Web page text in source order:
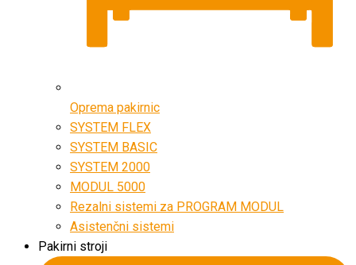
Oprema pakirnic
SYSTEM FLEX
SYSTEM BASIC
SYSTEM 2000
MODUL 5000
Rezalni sistemi za PROGRAM MODUL
Asistenčni sistemi
Pakirni stroji